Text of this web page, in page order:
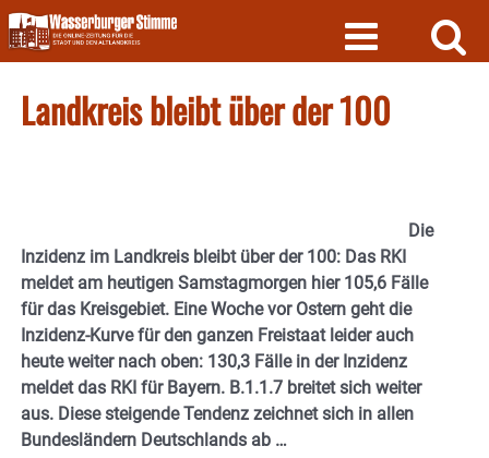
Skip
to
content
Landkreis bleibt über der 100
Die
Inzidenz im Landkreis bleibt über der 100: Das RKI
meldet am heutigen Samstagmorgen hier 105,6 Fälle
für das Kreisgebiet. Eine Woche vor Ostern geht die
Inzidenz-Kurve für den ganzen Freistaat leider auch
heute weiter nach oben: 130,3 Fälle in der Inzidenz
meldet das RKI für Bayern. B.1.1.7 breitet sich weiter
aus. Diese steigende Tendenz zeichnet sich in allen
Bundesländern Deutschlands ab …